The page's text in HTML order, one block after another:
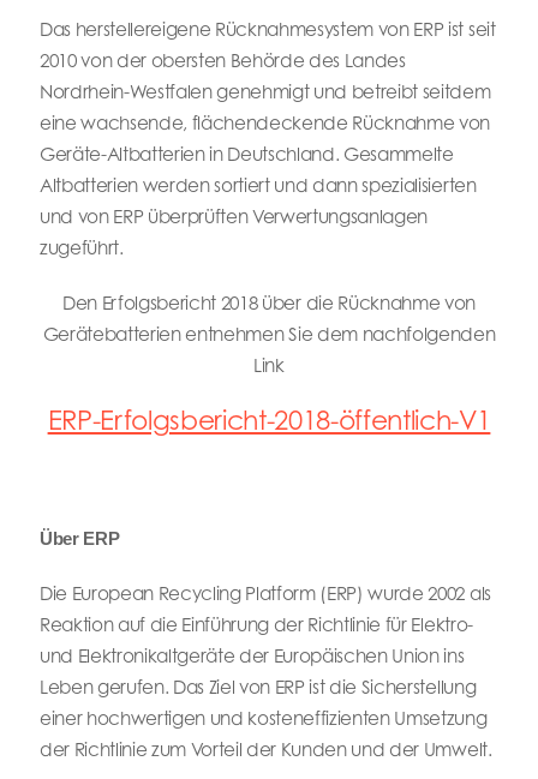
Das herstellereigene Rücknahmesystem von ERP ist seit
2010 von der obersten Behörde des Landes
Nordrhein-Westfalen genehmigt und betreibt seitdem
eine wachsende, flächendeckende Rücknahme von
Geräte-Altbatterien in Deutschland. Gesammelte
Altbatterien werden sortiert und dann spezialisierten
und von ERP überprüften Verwertungsanlagen
zugeführt.
Den Erfolgsbericht 2018 über die Rücknahme von
Gerätebatterien entnehmen Sie dem nachfolgenden
Link
ERP-Erfolgsbericht-2018-öffentlich-V1
Über ERP
Die European Recycling Platform (ERP) wurde 2002 als
Reaktion auf die Einführung der Richtlinie für Elektro-
und Elektronikaltgeräte der Europäischen Union ins
Leben gerufen. Das Ziel von ERP ist die Sicherstellung
einer hochwertigen und kosteneffizienten Umsetzung
der Richtlinie zum Vorteil der Kunden und der Umwelt.